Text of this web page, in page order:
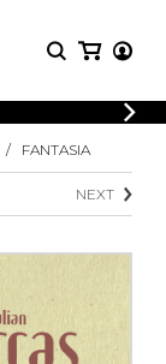
SHEET
MUSIC
Methods
2 Guitars
3 Guitars
FANTASIA
NEXT